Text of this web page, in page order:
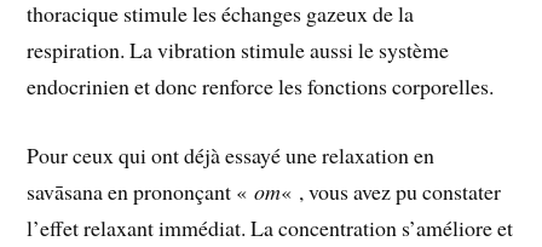
thoracique stimule les échanges gazeux de la
respiration. La vibration stimule aussi le système
endocrinien et donc renforce les fonctions corporelles.
Pour ceux qui ont déjà essayé une relaxation en
savāsana en prononçant «om« , vous avez pu constater
l’effet relaxant immédiat. La concentration s’améliore et